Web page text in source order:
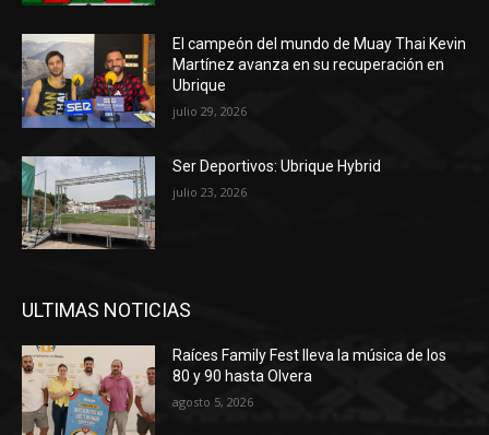
El campeón del mundo de Muay Thai Kevin
Martínez avanza en su recuperación en
Ubrique
julio 29, 2026
Ser Deportivos: Ubrique Hybrid
julio 23, 2026
ULTIMAS NOTICIAS
Raíces Family Fest lleva la música de los
80 y 90 hasta Olvera
agosto 5, 2026